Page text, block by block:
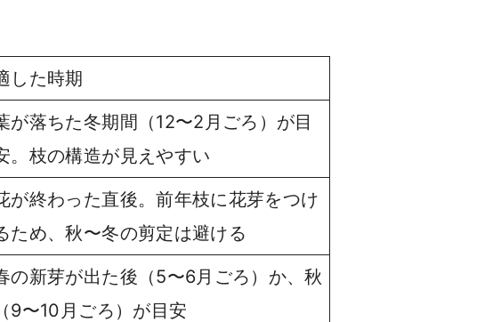
した時期
が落ちた冬期間（12〜2月ごろ）が目
。枝の構造が見えやすい
が終わった直後。前年枝に花芽をつけ
ため、秋〜冬の剪定は避ける
の新芽が出た後（5〜6月ごろ）か、秋
（9〜10月ごろ）が目安